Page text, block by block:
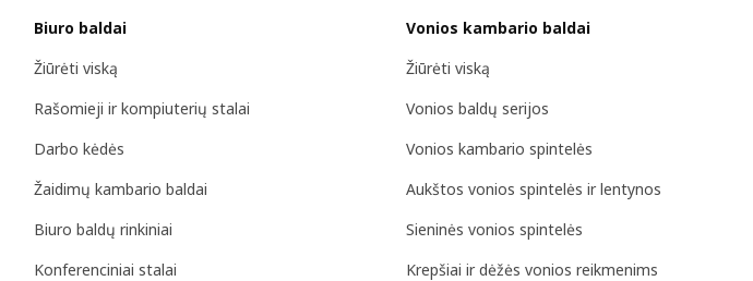
Biuro baldai
Žiūrėti viską
Rašomieji ir kompiuterių stalai
Darbo kėdės
Žaidimų kambario baldai
Biuro baldų rinkiniai
Konferenciniai stalai
Vonios kambario baldai
Žiūrėti viską
Vonios baldų serijos
Vonios kambario spintelės
Aukštos vonios spintelės ir lentynos
Sieninės vonios spintelės
Krepšiai ir dėžės vonios reikmenims